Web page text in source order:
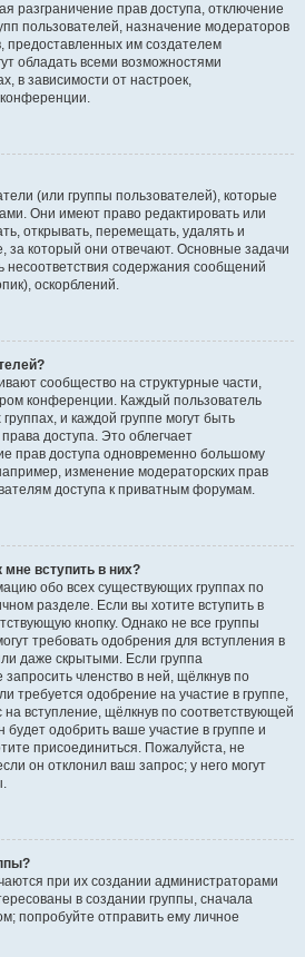
разграничение прав доступа, отключение
пользователей, назначение модераторов
предоставленных им создателем
обладать всеми возможностями
в зависимости от настроек,
(или группы пользователей), которые
Они имеют право редактировать или
открывать, перемещать, удалять и
который они отвечают. Основные задачи
несоответствия содержания сообщений
оскорблений.
сообщество на структурные части,
конференции. Каждый пользователь
и каждой группе могут быть
доступа. Это облегчает
прав доступа одновременно большому
изменение модераторских прав
доступа к приватным форумам.
мне вступить в них?
обо всех существующих группах по
разделе. Если вы хотите вступить в
кнопку. Однако не все группы
требовать одобрения для вступления в
даже скрытыми. Если группа
членство в ней, щёлкнув по
требуется одобрение на участие в группе,
вступление, щёлкнув по соответствующей
одобрить ваше участие в группе и
присоединиться. Пожалуйста, не
он отклонил ваш запрос; у него могут
при их создании администраторами
в создании группы, сначала
попробуйте отправить ему личное